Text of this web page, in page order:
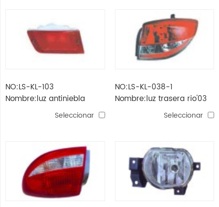
NO:LS-KL-103
Nombre:luz antiniebla
Seleccionar
NO:LS-KL-038-1
Nombre:luz trasera rio'03
Seleccionar